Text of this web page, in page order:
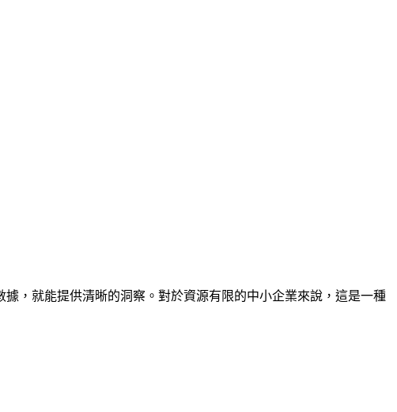
，就能提供清晰的洞察。對於資源有限的中小企業來說，這是一種